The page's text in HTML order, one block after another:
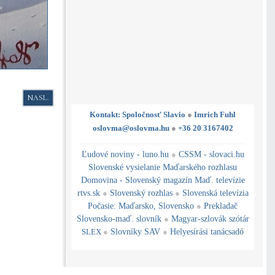
NASLEDUJÚCI ČLÁNOK: PRESÍDLENCI - NE/PRIJATÍ VLASŤOU /
NASL.
Kontakt: Spoločnosť Slavio ● Imrich Fuhl
oslovma@oslovma.hu ● +36 20 3167402
Ľudové noviny - luno.hu ● CSSM - slovaci.hu
Slovenské vysielanie Maďarského rozhlasu
Domovina - Slovenský magazín Maď. televízie
rtvs.sk ● Slovenský rozhlas ● Slovenská televízia
Počasie: Maďarsko, Slovensko ● Prekladač
Slovensko-maď. slovník ● Magyar-szlovák szótár
SLEX ● Slovníky SAV ● Helyesírási tanácsadó